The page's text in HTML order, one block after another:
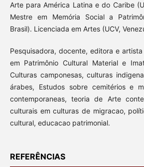
Arte para América Latina e do Caribe
Mestre em Memória Social a
Brasil). Licenciada em Artes (UCV,
Pesquisadora, docente, editora e
em Patrimônio Cultural Material e
Culturas camponesas, culturas
árabes, Estudos sobre cemitérios e
contemporaneas, teoria de Arte
culturais em culturas de migracao,
cultural, educacao patrimonial.
REFERÊNCIAS